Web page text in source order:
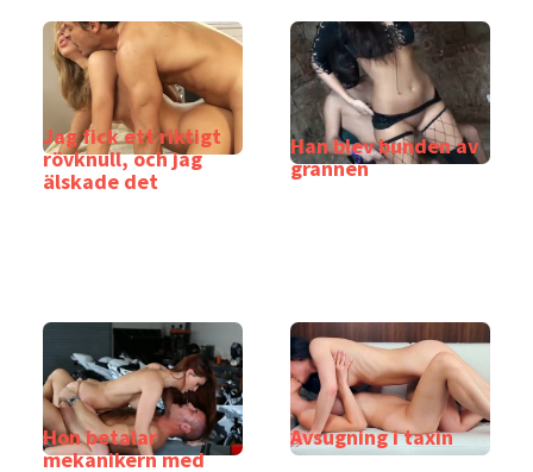
Jag fick ett riktigt
rövknull, och jag
älskade det
Han blev bunden av
grannen
Hon betalar
mekanikern med
Avsugning i taxin